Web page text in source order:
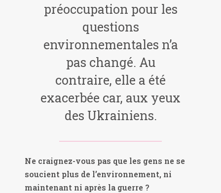
préoccupation pour les
questions
environnementales n’a
pas changé. Au
contraire, elle a été
exacerbée car, aux yeux
des Ukrainiens.
Ne craignez-vous pas que les gens ne se
soucient plus de l’environnement, ni
maintenant ni après la guerre ?